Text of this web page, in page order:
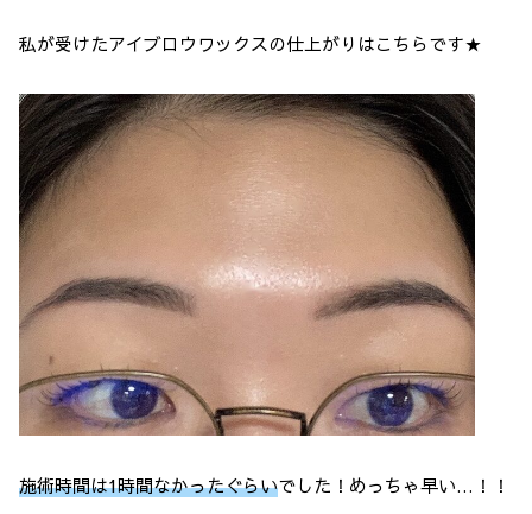
私が受けたアイブロウワックスの仕上がりはこちらです★
施術時間は1時間なかったぐらいでした！めっちゃ早い…！！